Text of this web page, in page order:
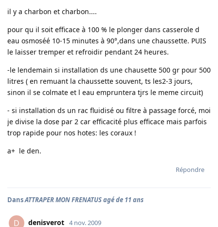
il y a charbon et charbon....
pour qu il soit efficace à 100 % le plonger dans casserole d
eau osmoséé 10-15 minutes à 90°,dans une chaussette. PUIS
le laisser tremper et refroidir pendant 24 heures.
-le lendemain si installation ds une chausette 500 gr pour 500
litres ( en remuant la chaussette souvent, ts les2-3 jours,
sinon il se colmate et l eau empruntera tjrs le meme circuit)
- si installation ds un rac fluidisé ou filtre à passage forcé, moi
je divise la dose par 2 car efficacité plus efficace mais parfois
trop rapide pour nos hotes: les coraux !
a+ le den.
Répondre
DansATTRAPER MON FRENATUS agé de 11 ans
D denisverot 4 nov. 2009